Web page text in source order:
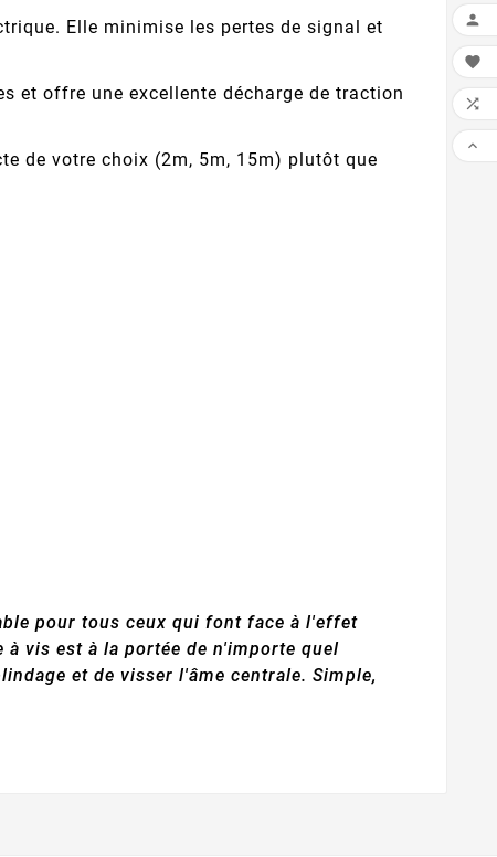
Elle minimise les pertes de signal et
et offre une excellente décharge de traction
de votre choix (2m, 5m, 15m) plutôt que
pour tous ceux qui font face à l'effet
à vis est à la portée de n'importe quel
et de visser l'âme centrale. Simple,



